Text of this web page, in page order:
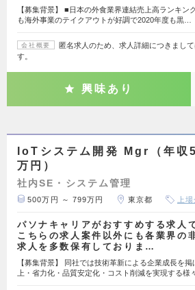
【募集背景】 ■日本の外食業界連結売上高ランキン
も海外事業のテイクアウトが好調で2020年度も黒…
会社概要
匿名求人のため、求人詳細につきまし
す。
興味あり
IoTシステム開発 Mgr（年収
万円）
社内SE・システム管理
500万円 ～ 799万円 東京都 上
パソナキャリアがおすすめする求人
こちらの求人案件以外にも各業界の
求人を多数保有しておりま…
【募集背景】 同社では技術革新による企業成長を
上・省力化・品質安定化・コスト削減を実現する様